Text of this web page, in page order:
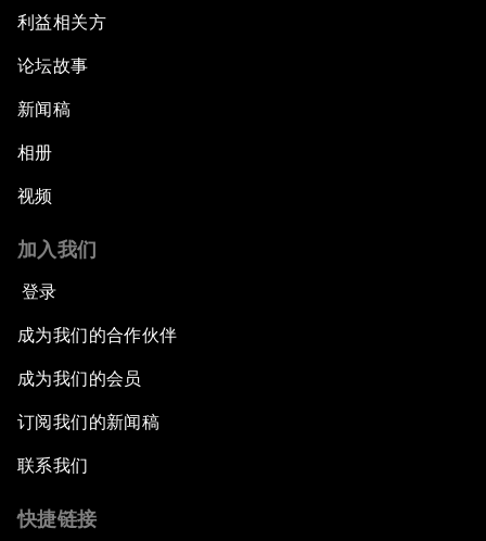
利益相关方
论坛故事
新闻稿
相册
视频
加入我们
登录
成为我们的合作伙伴
成为我们的会员
订阅我们的新闻稿
联系我们
快捷链接